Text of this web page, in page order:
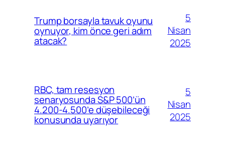
Trump borsayla tavuk oyunu
oynuyor, kim önce geri adım
atacak?
5
Nisan
2025
RBC, tam resesyon
senaryosunda S&P 500’ün
4.200-4.500’e düşebileceği
konusunda uyarıyor
5
Nisan
2025